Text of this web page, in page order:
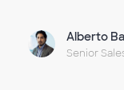
Alberto
Senior